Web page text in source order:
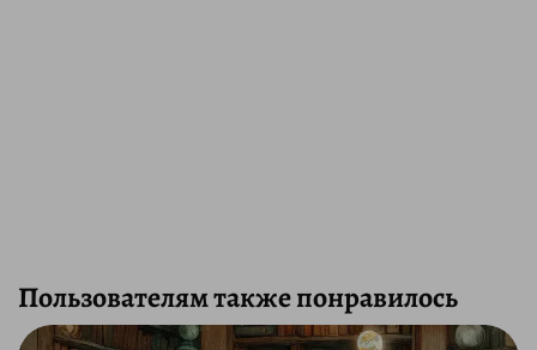
Пользователям также понравилось